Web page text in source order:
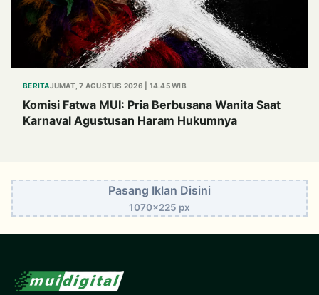
BERITAJUMAT, 7 AGUSTUS 2026 | 14.45 WIB
Komisi Fatwa MUI: Pria Berbusana Wanita Saat
Karnaval Agustusan Haram Hukumnya
Pasang Iklan Disini
1070x225 px